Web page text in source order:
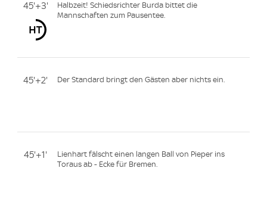
45'+3'
Halbzeit! Schiedsrichter Burda bittet die
Mannschaften zum Pausentee.
45'+2' Der Standard bringt den Gästen aber nichts ein.
45'+1'
Lienhart fälscht einen langen Ball von Pieper ins
Toraus ab - Ecke für Bremen.